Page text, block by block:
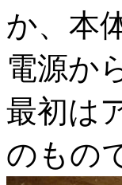
か、本
電源か
最初は
のもの